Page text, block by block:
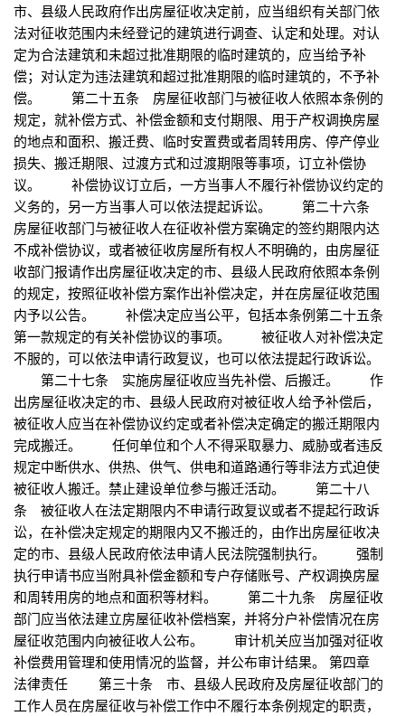
市、县级人民政府作出房屋征收决定前，应当组织有关部门依
法对征收范围内未经登记的建筑进行调查、认定和处理。对认
定为合法建筑和未超过批准期限的临时建筑的，应当给予补
偿；对认定为违法建筑和超过批准期限的临时建筑的，不予补
偿。 第二十五条 房屋征收部门与被征收人依照本条例的
规定，就补偿方式、补偿金额和支付期限、用于产权调换房屋
的地点和面积、搬迁费、临时安置费或者周转用房、停产停业
损失、搬迁期限、过渡方式和过渡期限等事项，订立补偿协
议。 补偿协议订立后，一方当事人不履行补偿协议约定的
义务的，另一方当事人可以依法提起诉讼。 第二十六条
房屋征收部门与被征收人在征收补偿方案确定的签约期限内达
不成补偿协议，或者被征收房屋所有权人不明确的，由房屋征
收部门报请作出房屋征收决定的市、县级人民政府依照本条例
的规定，按照征收补偿方案作出补偿决定，并在房屋征收范围
内予以公告。 补偿决定应当公平，包括本条例第二十五条
第一款规定的有关补偿协议的事项。 被征收人对补偿决定
不服的，可以依法申请行政复议，也可以依法提起行政诉讼。
第二十七条 实施房屋征收应当先补偿、后搬迁。 作
出房屋征收决定的市、县级人民政府对被征收人给予补偿后，
被征收人应当在补偿协议约定或者补偿决定确定的搬迁期限内
完成搬迁。 任何单位和个人不得采取暴力、威胁或者违反
规定中断供水、供热、供气、供电和道路通行等非法方式迫使
被征收人搬迁。禁止建设单位参与搬迁活动。 第二十八
条 被征收人在法定期限内不申请行政复议或者不提起行政诉
讼，在补偿决定规定的期限内又不搬迁的，由作出房屋征收决
定的市、县级人民政府依法申请人民法院强制执行。 强制
执行申请书应当附具补偿金额和专户存储账号、产权调换房屋
和周转用房的地点和面积等材料。 第二十九条 房屋征收
部门应当依法建立房屋征收补偿档案，并将分户补偿情况在房
屋征收范围内向被征收人公布。 审计机关应当加强对征收
补偿费用管理和使用情况的监督，并公布审计结果。 第四章
法律责任 第三十条 市、县级人民政府及房屋征收部门的
工作人员在房屋征收与补偿工作中不履行本条例规定的职责，